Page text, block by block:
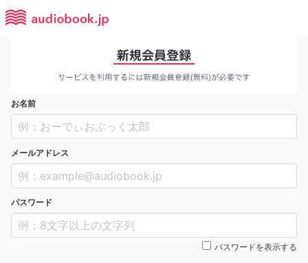
お名前
メールアドレス
パスワード
パスワードを表示する